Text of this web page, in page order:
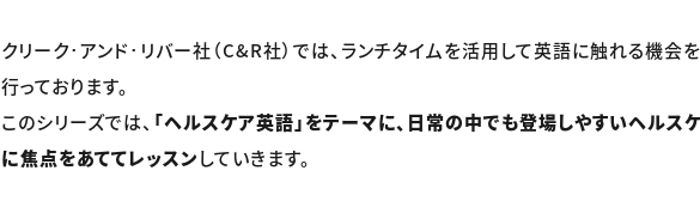
クリーク･アンド･リバー社（C&R社）では、ランチタイムを活用して英語に触れる機会
行っております。
このシリーズでは、 「ヘルスケア英語」をテーマに、日常の中でも登場しやすいヘルス
に焦点をあててレッスンしていきます。